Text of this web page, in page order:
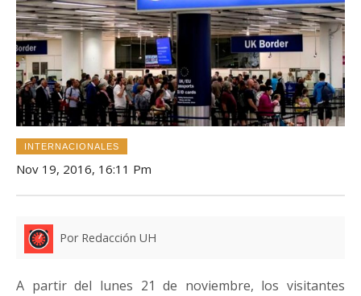
INTERNACIONALES
Nov 19, 2016, 16:11 Pm
Por Redacción UH
A partir del lunes 21 de noviembre, los visitantes